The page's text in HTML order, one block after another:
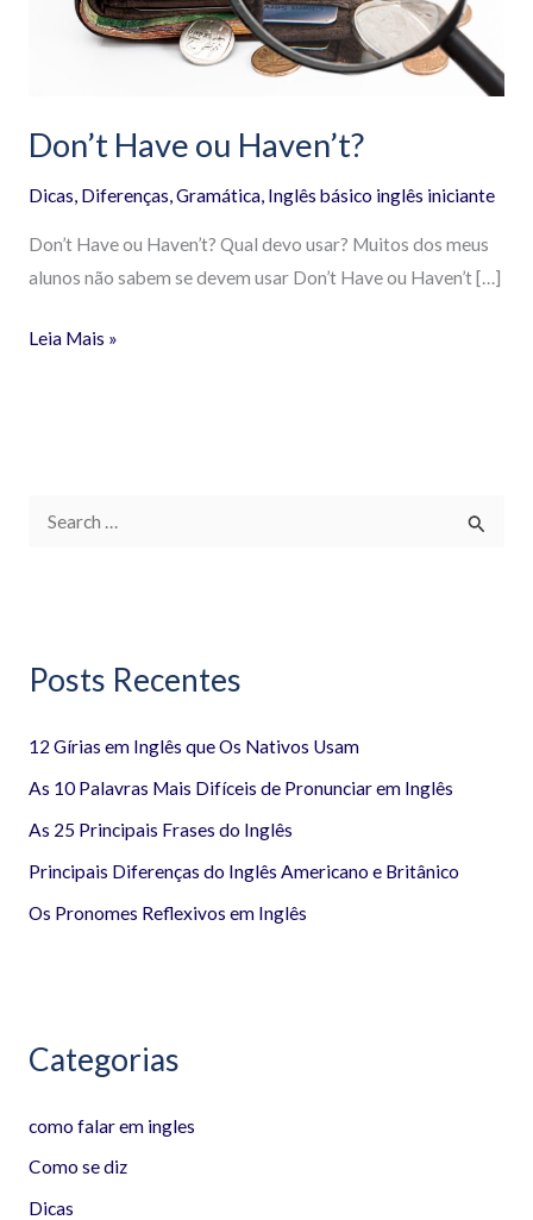
Don’t Have ou Haven’t?
Dicas, Diferenças,Gramática, Inglês básico inglês iniciante
Don’t Have ou Haven’t? Qual devo usar? Muitos dos meus
alunos não sabem se devem usar Don’t Have ou Haven’t […]
Leia Mais »
u
s
a
r
Posts Recentes
12 Gírias em Inglês que Os Nativos Usam
As 10 Palavras Mais Difíceis de Pronunciar em Inglês
As 25 Principais Frases do Inglês
Principais Diferenças do Inglês Americano e Britânico
Os Pronomes Reflexivos em Inglês
Categorias
como falar em ingles
Como se diz
Dicas